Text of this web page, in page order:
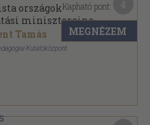
országok
minisztereinek
Tamás
Kutatóközpont
sorozat
Kapható pont:
MEGNÉZEM